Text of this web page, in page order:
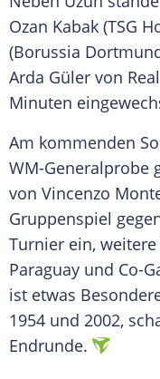
Ozan Kabak (TSG
(Borussia
Arda Güler von
Minuten
Am kommenden
WM-Generalprobe
von Vincenzo
Gruppenspiel
Turnier ein,
Paraguay und Co-
ist etwas
1954 und 2002,
Endrunde.